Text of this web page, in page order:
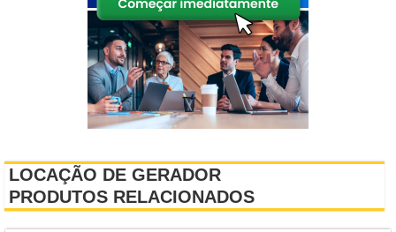
LOCAÇÃO DE GERADOR
PRODUTOS RELACIONADOS